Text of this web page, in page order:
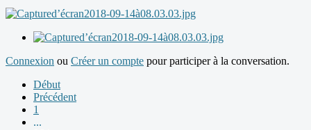
Connexion ou Créer un compte pour participer à la conversation.
Début
Précédent
1
...